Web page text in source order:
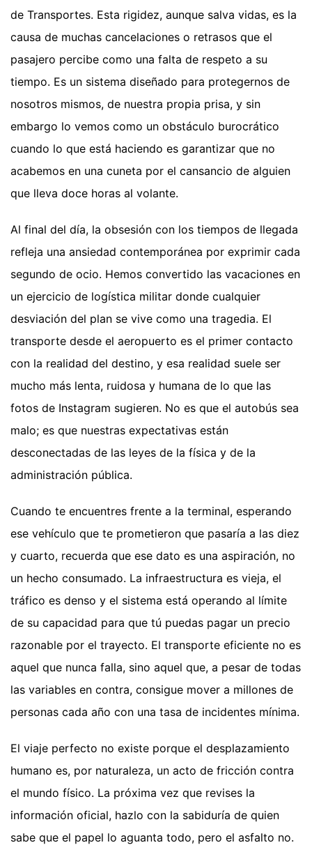
de Transportes. Esta rigidez, aunque salva vidas, es la
causa de muchas cancelaciones o retrasos que el
pasajero percibe como una falta de respeto a su
tiempo. Es un sistema diseñado para protegernos de
nosotros mismos, de nuestra propia prisa, y sin
embargo lo vemos como un obstáculo burocrático
cuando lo que está haciendo es garantizar que no
acabemos en una cuneta por el cansancio de alguien
que lleva doce horas al volante.
Al final del día, la obsesión con los tiempos de llegada
refleja una ansiedad contemporánea por exprimir cada
segundo de ocio. Hemos convertido las vacaciones en
un ejercicio de logística militar donde cualquier
desviación del plan se vive como una tragedia. El
transporte desde el aeropuerto es el primer contacto
con la realidad del destino, y esa realidad suele ser
mucho más lenta, ruidosa y humana de lo que las
fotos de Instagram sugieren. No es que el autobús sea
malo; es que nuestras expectativas están
desconectadas de las leyes de la física y de la
administración pública.
Cuando te encuentres frente a la terminal, esperando
ese vehículo que te prometieron que pasaría a las diez
y cuarto, recuerda que ese dato es una aspiración, no
un hecho consumado. La infraestructura es vieja, el
tráfico es denso y el sistema está operando al límite
de su capacidad para que tú puedas pagar un precio
razonable por el trayecto. El transporte eficiente no es
aquel que nunca falla, sino aquel que, a pesar de todas
las variables en contra, consigue mover a millones de
personas cada año con una tasa de incidentes mínima.
El viaje perfecto no existe porque el desplazamiento
humano es, por naturaleza, un acto de fricción contra
el mundo físico. La próxima vez que revises la
información oficial, hazlo con la sabiduría de quien
sabe que el papel lo aguanta todo, pero el asfalto no.